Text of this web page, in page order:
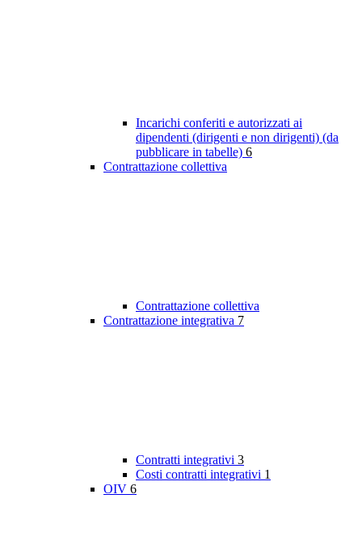
Incarichi conferiti e autorizzati ai
dipendenti (dirigenti e non dirigenti) (da
pubblicare in tabelle) 6
Contrattazione collettiva
Contrattazione collettiva
Contrattazione integrativa 7
Contratti integrativi 3
Costi contratti integrativi 1
OIV 6